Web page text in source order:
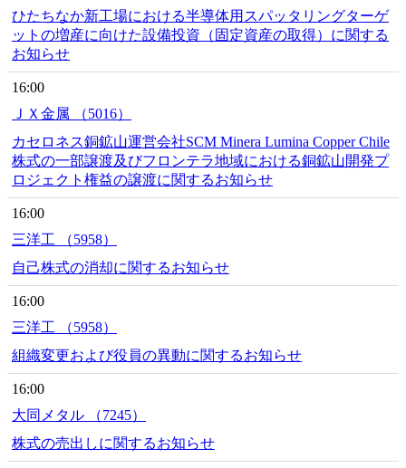
ひたちなか新工場における半導体用スパッタリングターゲ
ットの増産に向けた設備投資（固定資産の取得）に関する
お知らせ
16:00
ＪＸ金属 （5016）
カセロネス銅鉱山運営会社SCM Minera Lumina Copper Chile
株式の一部譲渡及びフロンテラ地域における銅鉱山開発プ
ロジェクト権益の譲渡に関するお知らせ
16:00
三洋工 （5958）
自己株式の消却に関するお知らせ
16:00
三洋工 （5958）
組織変更および役員の異動に関するお知らせ
16:00
大同メタル （7245）
株式の売出しに関するお知らせ